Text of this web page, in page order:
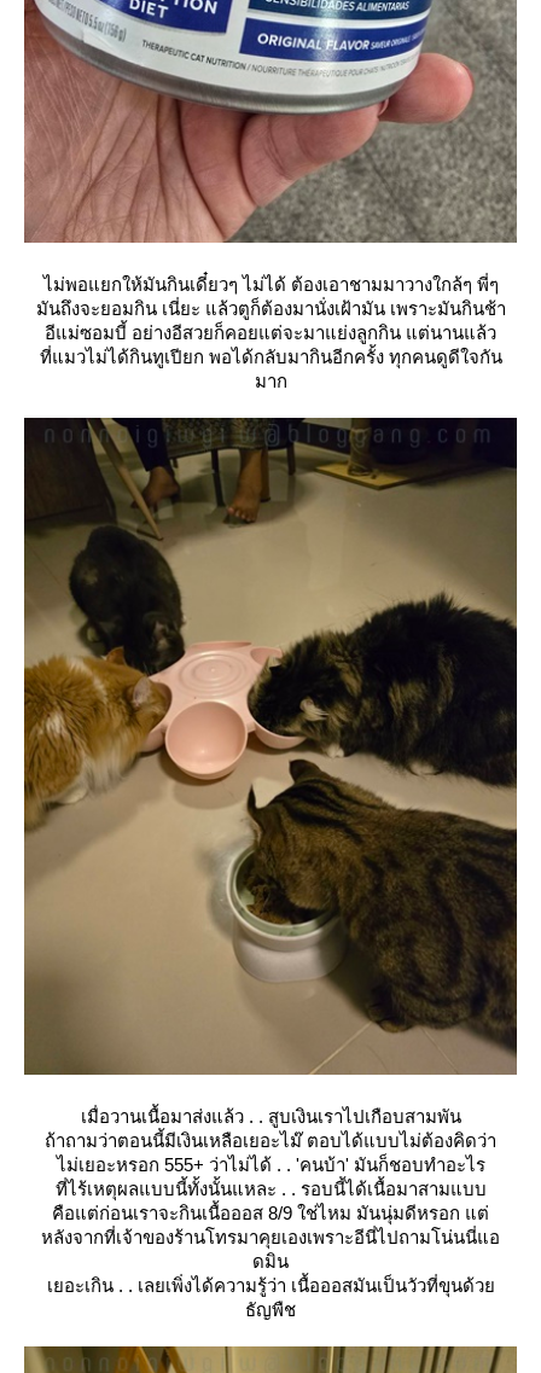
ไม่พอแยกให้มันกินเดี๋ยวๆ ไม่ได้ ต้องเอาชามมาวางใกล้ๆ พี่ๆ
มันถึงจะยอมกิน เนี่ยะ แล้วตูก็ต้องมานั่งเฝ้ามัน เพราะมันกินช้า
อีแม่ซอมบี้ อย่างอีสวยก็คอยแต่จะมาแย่งลูกกิน แต่นานแล้ว
ที่แมวไม่ได้กินทูเปียก พอได้กลับมากินอีกครั้ง ทุกคนดูดีใจกัน
มาก
เมื่อวานเนื้อมาส่งแล้ว . . สูบเงินเราไปเกือบสามพัน
ถ้าถามว่าตอนนี้มีเงินเหลือเยอะไม๊ ตอบได้แบบไม่ต้องคิดว่า
ไม่เยอะหรอก 555+ ว่าไม่ได้ . . 'คนบ้า' มันก็ชอบทำอะไร
ที่ไร้เหตุผลแบบนี้ทั้งนั้นแหละ . . รอบนี้ได้เนื้อมาสามแบบ
คือแต่ก่อนเราจะกินเนื้อออส 8/9 ใช่ไหม มันนุ่มดีหรอก แต่
หลังจากที่เจ้าของร้านโทรมาคุยเองเพราะอีนี่ไปถามโน่นนี่แอ
ดมิน
เยอะเกิน . . เลยเพิ่งได้ความรู้ว่า เนื้อออสมันเป็นวัวที่ขุนด้ว
ธัญพืช